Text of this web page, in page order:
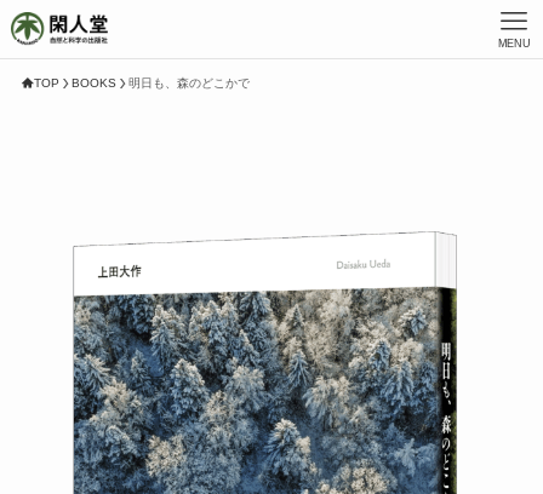
MENU
TOP BOOKS 明日も、森のどこかで